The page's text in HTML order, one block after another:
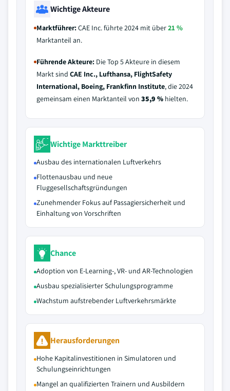
Wichtige Akteure
Marktführer:CAE Inc. führte 2024 mit über21 %
Marktanteil an.
Führende Akteure: Die Top 5 Akteure in diesem
Markt sind CAE Inc., Lufthansa, FlightSafety
International, Boeing, Frankfinn Institute, die 2024
gemeinsam einen Marktanteil von 35,9 % hielten.
Wichtige Markttreiber
Ausbau des internationalen Luftverkehrs
Flottenausbau und neue
Fluggesellschaftsgründungen
Zunehmender Fokus auf Passagiersicherheit und
Einhaltung von Vorschriften
Chance
Adoption von E-Learning-, VR- und AR-Technologien
Ausbau spezialisierter Schulungsprogramme
Wachstum aufstrebender Luftverkehrsmärkte
Herausforderungen
Hohe Kapitalinvestitionen in Simulatoren und
Schulungseinrichtungen
Mangel an qualifizierten Trainern und Ausbildern